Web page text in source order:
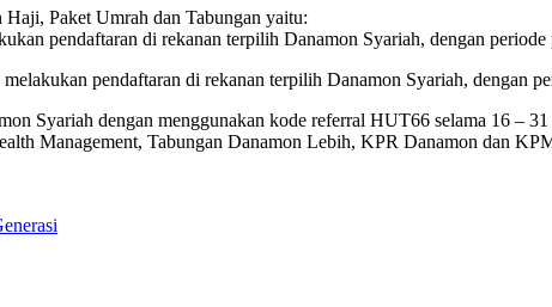
Paket Umrah dan Tabungan yaitu:
pendaftaran di rekanan terpilih Danamon Syariah, dengan
pendaftaran di rekanan terpilih Danamon Syariah, dengan
Syariah dengan menggunakan kode referral HUT66 selama 16 –
Management, Tabungan Danamon Lebih, KPR Danamon dan